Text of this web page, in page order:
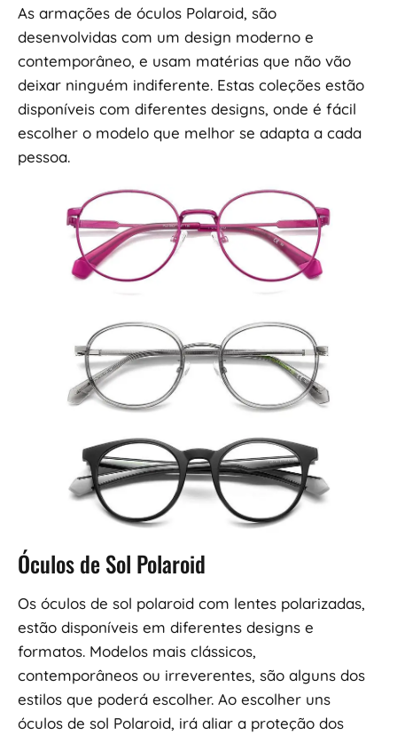
As armações de óculos Polaroid, são
desenvolvidas com um design moderno e
contemporâneo, e usam matérias que não vão
deixar ninguém indiferente. Estas coleções estão
disponíveis com diferentes designs, onde é fácil
escolher o modelo que melhor se adapta a cada
pessoa.
Óculos de Sol Polaroid
Os óculos de sol polaroid com lentes polarizadas,
estão disponíveis em diferentes designs e
formatos. Modelos mais clássicos,
contemporâneos ou irreverentes, são alguns dos
estilos que poderá escolher. Ao escolher uns
óculos de sol Polaroid, irá aliar a proteção dos